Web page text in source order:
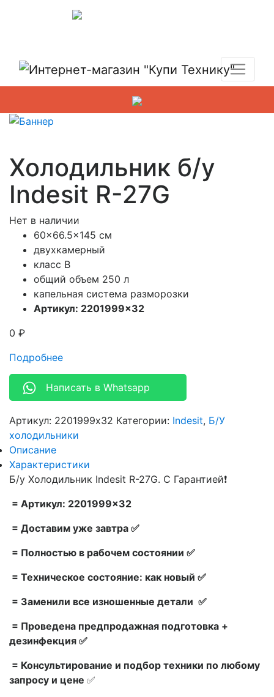
Холодильник б/у
Indesit R-27G
Нет в наличии
60×66.5×145 см
двухкамерный
класс B
общий объем 250 л
капельная система разморозки
Артикул: 2201999×32
0 ₽
Подробнее
Написать в Whatsapp
Артикул: 2201999x32 Категории: Indesit, Б/У
холодильники
Описание
Характеристики
Б/у Холодильник Indesit R-27G. С Гарантией❗
= Артикул: 2201999×32
= Доставим уже завтра ✅
= Полностью в рабочем состоянии ✅
= Техническое состояние: как новый ✅
= Заменили все изношенные детали ✅
= Проведена предпродажная подготовка +
дезинфекция ✅
= Консультирование и подбор техники по любому
запросу и цене ✅